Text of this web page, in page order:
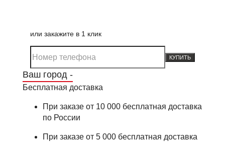
или закажите в 1 клик
КУПИТЬ
Ваш город -
Бесплатная доставка
При заказе от 10 000 бесплатная доставка
по России
При заказе от 5 000 бесплатная доставка